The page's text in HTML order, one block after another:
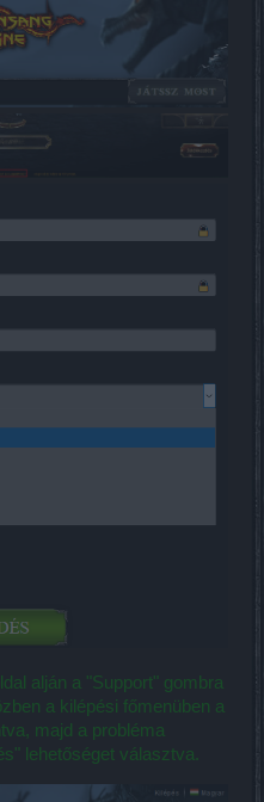
alján a "Support" gombra
a kilépési főmenüben a
majd a probléma
lehetőséget választva.